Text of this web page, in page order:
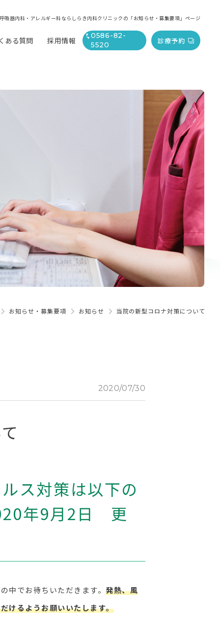
吸器内科・アレルギー科ならしらき内科クリニックの「お知らせ・募集要項」ページ
ある質問 採用情報 診療予約
0586-82-
5520
お知らせ・募集要項 お知らせ 当院の新型コロナ対策について
2020/07/30
ス対策は以下の
年9月2日 更
中でお待ちいただきます。 発熱、風
けるようお願いいたします。